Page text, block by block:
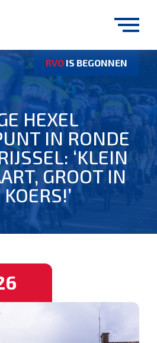
HEXEL
IN RONDE
‘KLEIN
GROOT IN
RVO IS BEGONNEN